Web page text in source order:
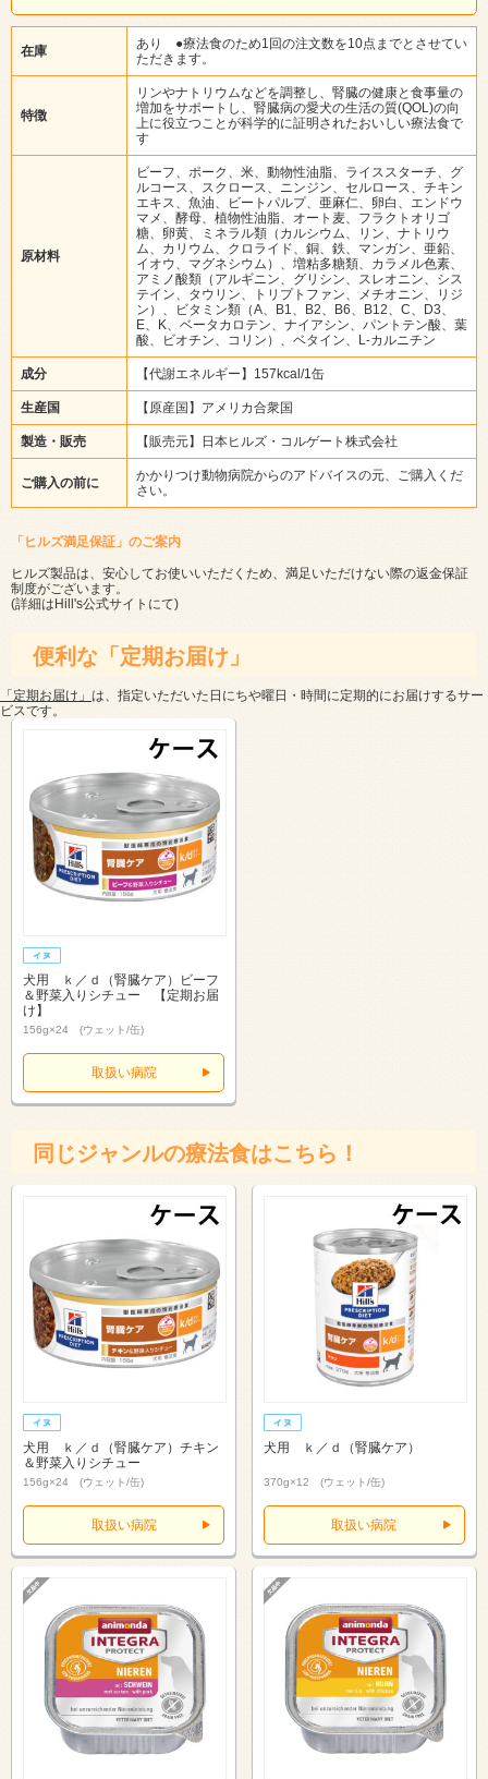
在庫
あり ●療法食のため1回の注文数を10点までとさせてい
ただきます。
特徴
リンやナトリウムなどを調整し、腎臓の健康と食事量の
増加をサポートし、腎臓病の愛犬の生活の質(QOL)の向
上に役立つことが科学的に証明されたおいしい療法食で
す
原材料
ビーフ、ポーク、米、動物性油脂、ライススターチ、グ
ルコース、スクロース、ニンジン、セルロース、チキン
エキス、魚油、ビートパルプ、亜麻仁、卵白、エンドウ
マメ、酵母、植物性油脂、オート麦、フラクトオリゴ
糖、卵黄、ミネラル類（カルシウム、リン、ナトリウ
ム、カリウム、クロライド、銅、鉄、マンガン、亜鉛、
イオウ、マグネシウム）、増粘多糖類、カラメル色素、
アミノ酸類（アルギニン、グリシン、スレオニン、シス
テイン、タウリン、トリプトファン、メチオニン、リジ
ン）、ビタミン類（A、B1、B2、B6、B12、C、D3、
E、K、ベータカロテン、ナイアシン、パントテン酸、葉
酸、ビオチン、コリン）、ベタイン、L-カルニチン
成分 【代謝エネルギー】157kcal/1缶
生産国 【原産国】アメリカ合衆国
製造・販売 【販売元】日本ヒルズ・コルゲート株式会社
ご購入の前に
かかりつけ動物病院からのアドバイスの元、ご購入くだ
さい。
「ヒルズ満足保証」のご案内
ヒルズ製品は、安心してお使いいただくため、満足いただけない際の返金保証
制度がございます。
(詳細はHill's公式サイト にて)
便利な「定期お届け」
「定期お届け」 は、指定いただいた日にちや曜日・時間に定期的にお届けするサー
ビスです。
犬用 ｋ／ｄ（腎臓ケア）ビーフ
＆野菜入りシチュー 【定期お届
け】
156g×24 (ウェット/缶)
取扱い病院
同じジャンルの療法食はこちら！
犬用 ｋ／ｄ（腎臓ケア）チキン
＆野菜入りシチュー
156g×24 (ウェット/缶)
取扱い病院
犬用 ｋ／ｄ（腎臓ケア）
370g×12 (ウェット/缶)
取扱い病院